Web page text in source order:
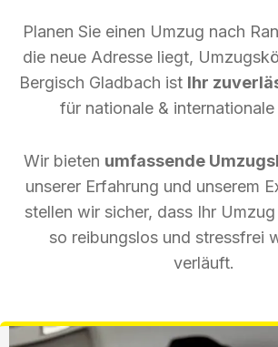
Planen Sie einen Umzug nach
die neue Adresse liegt,
Bergisch Gladbach ist Ihr
für nationale &
Wir bieten umfassende
unserer Erfahrung und unserem
stellen wir sicher, dass Ihr
so reibungslos und stressfrei
verläuft.